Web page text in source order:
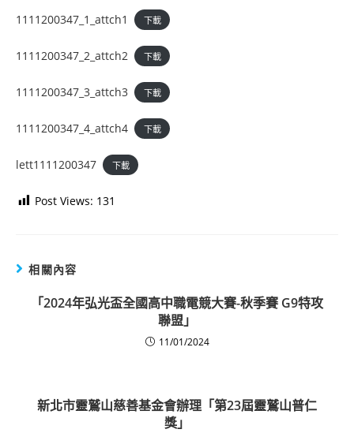
1111200347_1_attch1 下載
1111200347_2_attch2 下載
1111200347_3_attch3 下載
1111200347_4_attch4 下載
lett1111200347 下載
Post Views: 131
相關內容
「2024年弘光盃全國高中職電競大賽-秋季賽 G9特攻
聯盟」
11/01/2024
新北市靈鷲山慈善基金會辦理「第23屆靈鷲山普仁
獎」